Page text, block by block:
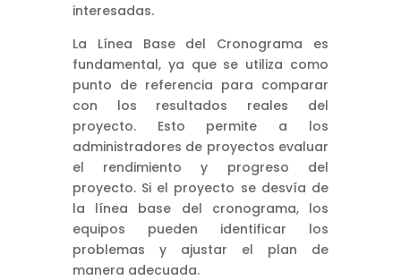
interesadas.
La Línea Base del Cronograma es
fundamental, ya que se utiliza como
punto de referencia para comparar
con los resultados reales del
proyecto. Esto permite a los
administradores de proyectos evaluar
el rendimiento y progreso del
proyecto. Si el proyecto se desvía de
la línea base del cronograma, los
equipos pueden identificar los
problemas y ajustar el plan de
manera adecuada.